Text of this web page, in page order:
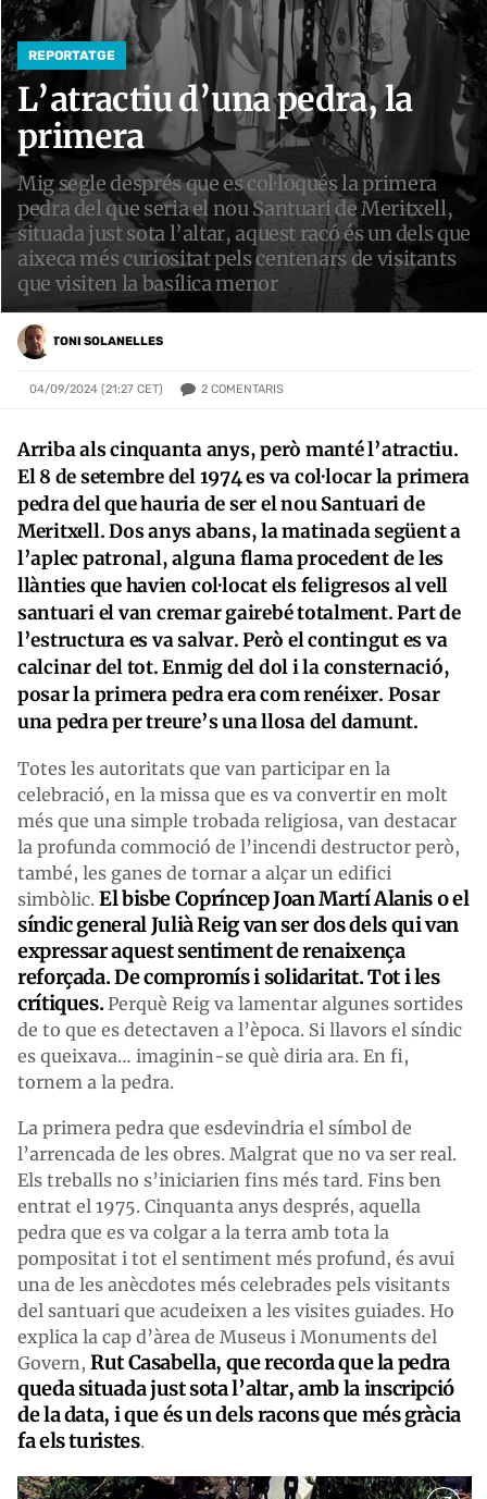
REPORTATGE
L’atractiu d’una pedra, la
primera
Mig segle després que es col·loqués la primera
pedra del que seria el nou Santuari de Meritxell,
situada just sota l’altar, aquest racó és un dels que
aixeca més curiositat pels centenars de visitants
que visiten la basílica menor
TONI SOLANELLES
04/09/2024 (21:27 CET) 2 COMENTARIS
Arriba als cinquanta anys, però manté l’atractiu.
El 8 de setembre del 1974 es va col·locar la primera
pedra del que hauria de ser el nou Santuari de
Meritxell. Dos anys abans, la matinada següent a
l’aplec patronal, alguna flama procedent de les
llànties que havien col·locat els feligresos al vell
santuari el van cremar gairebé totalment. Part de
l’estructura es va salvar. Però el contingut es va
calcinar del tot. Enmig del dol i la consternació,
posar la primera pedra era com renéixer. Posar
una pedra per treure’s una llosa del damunt.
Totes les autoritats que van participar en la
celebració, en la missa que es va convertir en molt
més que una simple trobada religiosa, van destacar
la profunda commoció de l’incendi destructor però,
també, les ganes de tornar a alçar un edifici
simbòlic. El bisbe Copríncep Joan Martí Alanis o el
síndic general Julià Reig van ser dos dels qui van
expressar aquest sentiment de renaixença
reforçada. De compromís i solidaritat. Tot i les
crítiques.Perquè Reig va lamentar algunes sortides
de to que es detectaven a l’època. Si llavors el síndic
es queixava… imaginin-se què diria ara. En fi,
tornem a la pedra.
La primera pedra que esdevindria el símbol de
l’arrencada de les obres. Malgrat que no va ser real.
Els treballs no s’iniciarien fins més tard. Fins ben
entrat el 1975. Cinquanta anys després, aquella
pedra que es va colgar a la terra amb tota la
pompositat i tot el sentiment més profund, és avui
una de les anècdotes més celebrades pels visitants
del santuari que acudeixen a les visites guiades. Ho
explica la cap d’àrea de Museus i Monuments del
Govern, Rut Casabella, que recorda que la pedra
queda situada just sota l’altar, amb la inscripció
de la data, i que és un dels racons que més gràcia
fa els turistes.